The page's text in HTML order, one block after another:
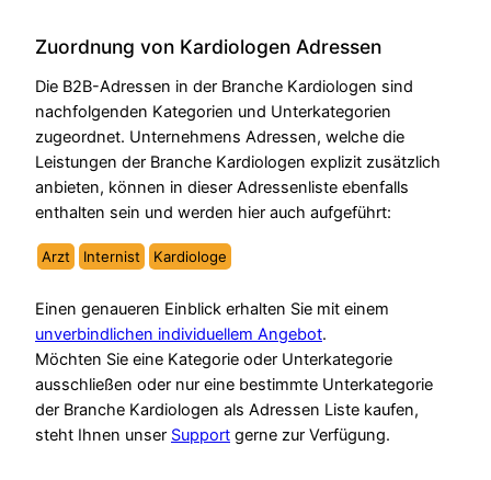
Zuordnung von Kardiologen Adressen
Die B2B-Adressen in der Branche Kardiologen sind
nachfolgenden Kategorien und Unterkategorien
zugeordnet. Unternehmens Adressen, welche die
Leistungen der Branche Kardiologen explizit zusätzlich
anbieten, können in dieser Adressenliste ebenfalls
enthalten sein und werden hier auch aufgeführt:
Arzt Internist Kardiologe
Einen genaueren Einblick erhalten Sie mit einem
unverbindlichen individuellem Angebot.
Möchten Sie eine Kategorie oder Unterkategorie
ausschließen oder nur eine bestimmte Unterkategorie
der Branche Kardiologen als Adressen Liste kaufen,
steht Ihnen unser Support gerne zur Verfügung.